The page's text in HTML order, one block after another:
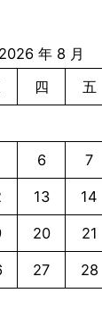
2026 年 8 月
四 五
6 7
13 14
20 21
27 28